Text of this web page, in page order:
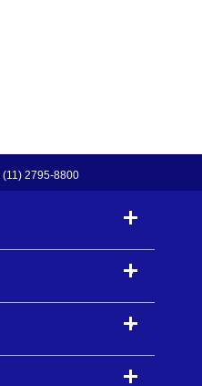
(11) 2795-8800
-
-